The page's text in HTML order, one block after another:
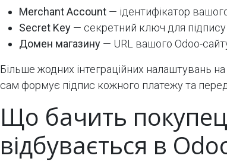
Merchant Account — ідентифікатор
Secret Key — секретний ключ для підпису
Домен магазину — URL вашого Odoo-
Більше жодних інтеграційних налаштувань
сам формує підпис кожного платежу та
Що бачить
відбувається в